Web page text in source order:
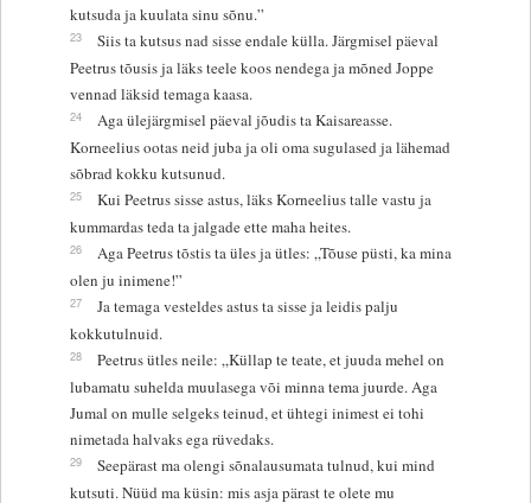
kutsuda ja kuulata sinu sõnu.”
23
Siis ta kutsus nad sisse endale külla. Järgmisel päeval
Peetrus tõusis ja läks teele koos nendega ja mõned Joppe
vennad läksid temaga kaasa.
24
Aga ülejärgmisel päeval jõudis ta Kaisareasse.
Korneelius ootas neid juba ja oli oma sugulased ja lähemad
sõbrad kokku kutsunud.
25
Kui Peetrus sisse astus, läks Korneelius talle vastu ja
kummardas teda ta jalgade ette maha heites.
26
Aga Peetrus tõstis ta üles ja ütles: „Tõuse püsti, ka mina
olen ju inimene!”
27
Ja temaga vesteldes astus ta sisse ja leidis palju
kokkutulnuid.
28
Peetrus ütles neile: „Küllap te teate, et juuda mehel on
lubamatu suhelda muulasega või minna tema juurde. Aga
Jumal on mulle selgeks teinud, et ühtegi inimest ei tohi
nimetada halvaks ega rüvedaks.
29
Seepärast ma olengi sõnalausumata tulnud, kui mind
kutsuti. Nüüd ma küsin: mis asja pärast te olete mu